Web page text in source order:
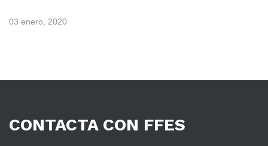
03 enero, 2020
CONTACTA CON FFES